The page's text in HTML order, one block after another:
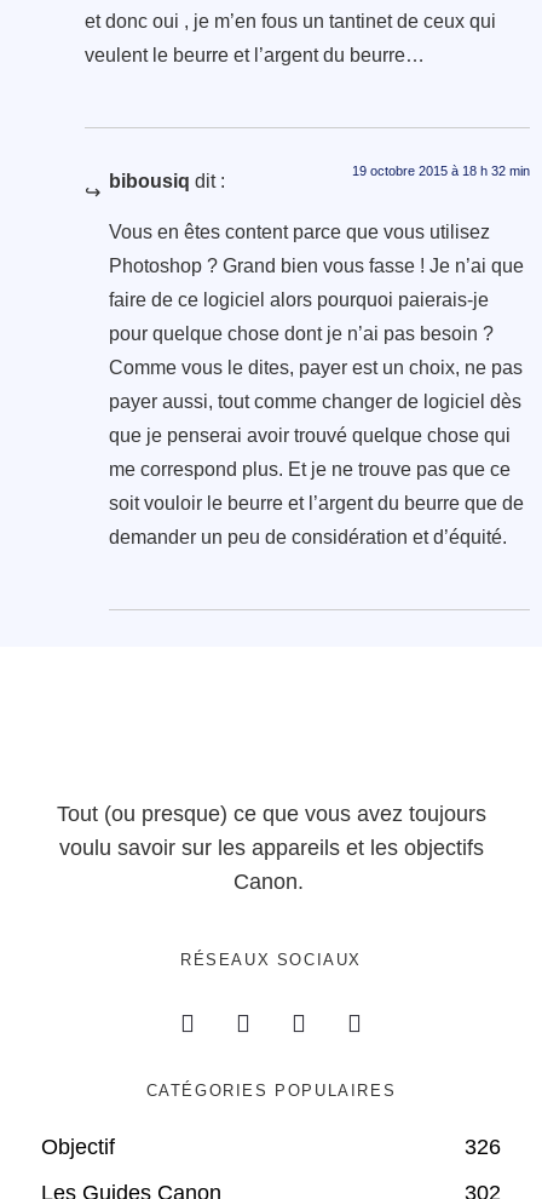
et donc oui , je m’en fous un tantinet de ceux qui
veulent le beurre et l’argent du beurre…
bibousiq dit : 19 octobre 2015 à 18 h 32 min
Vous en êtes content parce que vous utilisez
Photoshop ? Grand bien vous fasse ! Je n’ai que
faire de ce logiciel alors pourquoi paierais-je
pour quelque chose dont je n’ai pas besoin ?
Comme vous le dites, payer est un choix, ne pas
payer aussi, tout comme changer de logiciel dès
que je penserai avoir trouvé quelque chose qui
me correspond plus. Et je ne trouve pas que ce
soit vouloir le beurre et l’argent du beurre que de
demander un peu de considération et d’équité.
Tout (ou presque) ce que vous avez toujours
voulu savoir sur les appareils et les objectifs
Canon.
RÉSEAUX SOCIAUX
CATÉGORIES POPULAIRES
Objectif
326
Les Guides Canon
302